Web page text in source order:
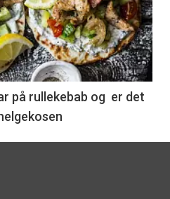
på rullekebab og er det